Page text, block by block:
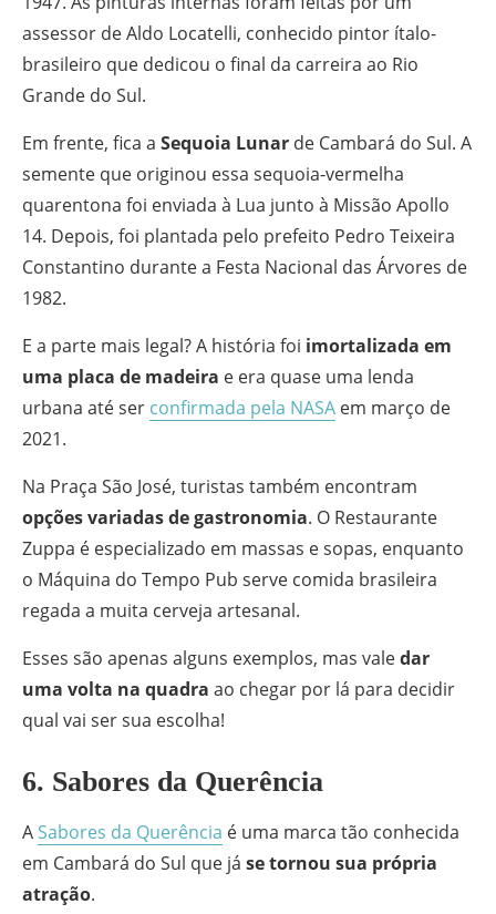
assessor de Aldo Locatelli, conhecido pintor ítalo-
brasileiro que dedicou o final da carreira ao Rio
Grande do Sul.
Em frente, fica a Sequoia Lunar de Cambará do Sul. A
semente que originou essa sequoia-vermelha
quarentona foi enviada à Lua junto à Missão Apollo
14. Depois, foi plantada pelo prefeito Pedro Teixeira
Constantino durante a Festa Nacional das Árvores de
1982.
E a parte mais legal? A história foi imortalizada em
uma placa de madeira e era quase uma lenda
urbana até ser confirmada pela NASA em março de
2021.
Na Praça São José, turistas também encontram
opções variadas de gastronomia. O Restaurante
Zuppa é especializado em massas e sopas, enquanto
o Máquina do Tempo Pub serve comida brasileira
regada a muita cerveja artesanal.
Esses são apenas alguns exemplos, mas valedar
uma volta na quadra ao chegar por lá para decidir
qual vai ser sua escolha!
6. Sabores da Querência
ASabores da Querência é uma marca tão conhecida
em Cambará do Sul que já se tornou sua própria
atração.